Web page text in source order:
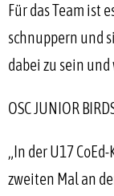
Für das Team ist
schnuppern und
dabei zu sein
OSC JUNIOR
„In der U17
zweiten Mal an